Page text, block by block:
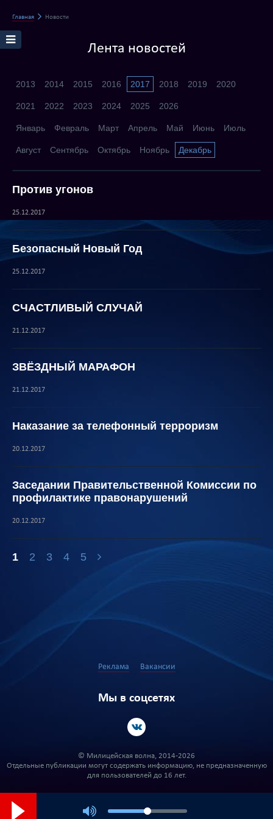
Главная Новости
Лента новостей
2013 2014 2015 2016 2017 2018 2019 2020
2021 2022 2023 2024 2025 2026
Январь Февраль Март Апрель Май Июнь Июль
Август Сентябрь Октябрь Ноябрь Декабрь
Против угонов
25.12.2017
Безопасный Новый Год
25.12.2017
СЧАСТЛИВЫЙ СЛУЧАЙ
21.12.2017
ЗВЁЗДНЫЙ МАРАФОН
21.12.2017
Наказание за телефонный терроризм
20.12.2017
Заседании Правительственной Комиссии по
профилактике правонарушений
20.12.2017
1 2 3 4 5
Реклама Вакансии
Мы в соцсетях
© Милицейская волна, 2014-2026
Отдельные публикации могут содержать информацию, не предназначенную
для пользователей до 16 лет.